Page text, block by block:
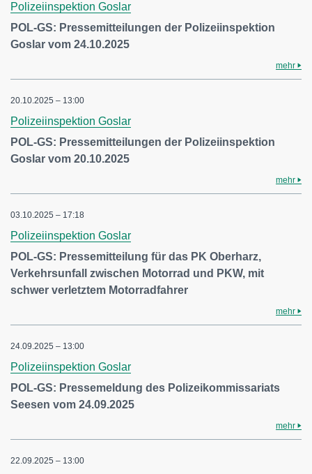
Polizeiinspektion Goslar
POL-GS: Pressemitteilungen der Polizeiinspektion
Goslar vom 24.10.2025
mehr
20.10.2025 – 13:00
Polizeiinspektion Goslar
POL-GS: Pressemitteilungen der Polizeiinspektion
Goslar vom 20.10.2025
mehr
03.10.2025 – 17:18
Polizeiinspektion Goslar
POL-GS: Pressemitteilung für das PK Oberharz,
Verkehrsunfall zwischen Motorrad und PKW, mit
schwer verletztem Motorradfahrer
mehr
24.09.2025 – 13:00
Polizeiinspektion Goslar
POL-GS: Pressemeldung des Polizeikommissariats
Seesen vom 24.09.2025
mehr
22.09.2025 – 13:00